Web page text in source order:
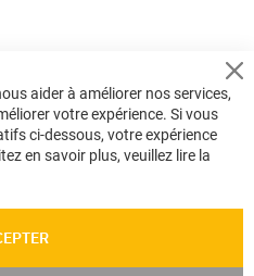
aider à améliorer nos services,
votre expérience. Si vous
ci-dessous, votre expérience
en savoir plus, veuillez lire la